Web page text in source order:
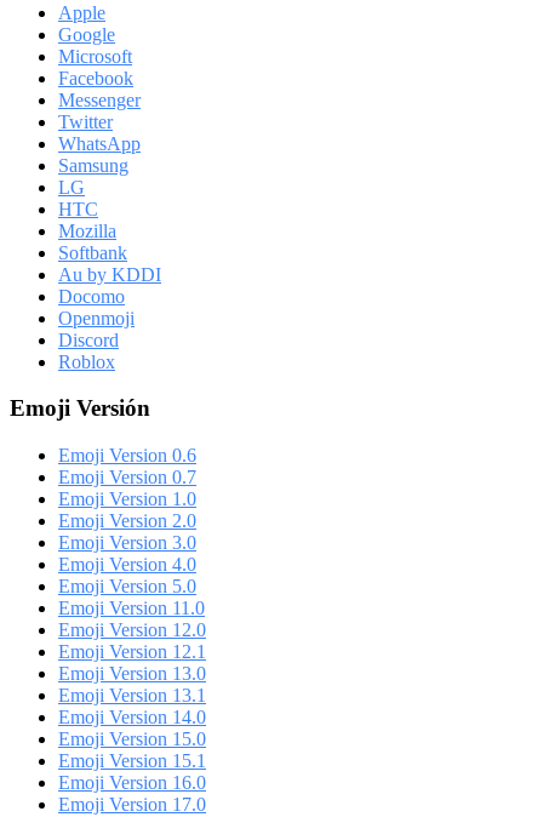
Apple
Google
Microsoft
Facebook
Messenger
Twitter
WhatsApp
Samsung
LG
HTC
Mozilla
Softbank
Au by KDDI
Docomo
Openmoji
Discord
Roblox
Emoji Versión
Emoji Version 0.6
Emoji Version 0.7
Emoji Version 1.0
Emoji Version 2.0
Emoji Version 3.0
Emoji Version 4.0
Emoji Version 5.0
Emoji Version 11.0
Emoji Version 12.0
Emoji Version 12.1
Emoji Version 13.0
Emoji Version 13.1
Emoji Version 14.0
Emoji Version 15.0
Emoji Version 15.1
Emoji Version 16.0
Emoji Version 17.0